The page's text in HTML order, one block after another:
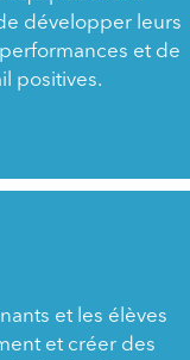
développer leurs
et de
positives.
et les élèves
et créer des